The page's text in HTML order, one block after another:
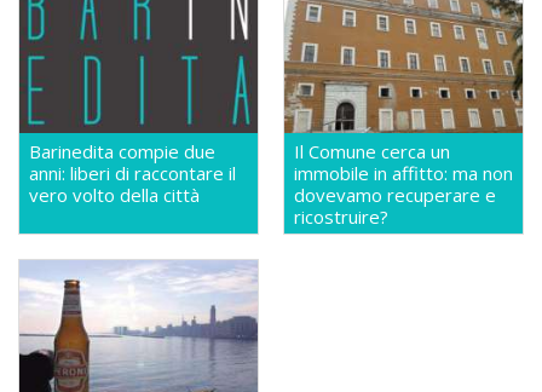
Barinedita compie due
anni: liberi di raccontare il
vero volto della città
Il Comune cerca un
immobile in affitto: ma non
dovevamo recuperare e
ricostruire?